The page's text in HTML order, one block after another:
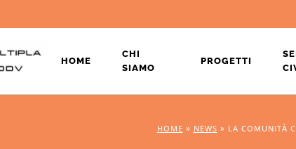
HOME
CHI
SIAMO
PROGETTI
HOME » NEWS » LA COMUNITÀ